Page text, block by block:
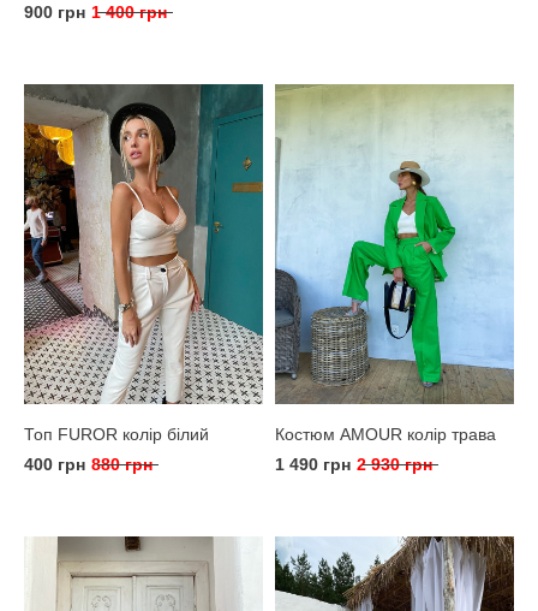
900 грн 1 400 грн
Топ FUROR колір білий
400 грн 880 грн
Костюм AMOUR колір трава
1 490 грн 2 930 грн